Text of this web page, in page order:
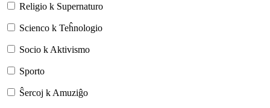
Religio k Supernaturo
Scienco k Teĥnologio
Socio k Aktivismo
Sporto
Ŝercoj k Amuziĝo